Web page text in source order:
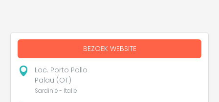
BEZOEK WEBSITE
Loc. Porto Pollo
Palau (OT)
Sardinië - Italië